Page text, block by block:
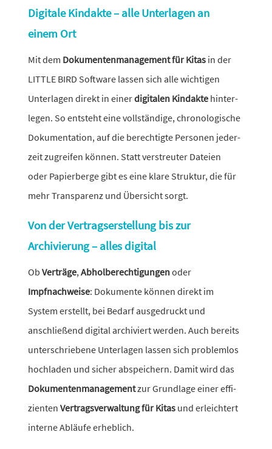
Digitale Kindakte – alle Unterlagen an
einem Ort
Mit dem Dokumentenmanagement für Kitasin der
LITTLE BIRD Software lassen sich alle wich­tigen
Unterlagen direkt in einerdigi­talen Kindaktehinter­
legen. So entsteht eine voll­stän­dige, chro­no­lo­gi­sche
Dokumentation, auf die berech­tigte Personen jeder­
zeit zugreifen können. Statt verstreuter Dateien
oder Papierberge gibt es eine klare Struktur, die für
mehr Transparenz und Übersicht sorgt.
Von der Vertragserstellung bis zur
Archivierung – alles digital
Ob Verträge,Abholberechtigungenoder
Impfnachweise: Dokumente können direkt im
System erstellt, bei Bedarf ausge­druckt und
anschlie­ßend digital archi­viert werden. Auch bereits
unter­schrie­bene Unterlagen lassen sich problemlos
hoch­laden und sicher abspei­chern. Damit wird das
Dokumentenmanagementzur Grundlage einer effi­
zi­enten Vertragsverwaltung für Kitasund erleich­tert
interne Abläufe erheblich.